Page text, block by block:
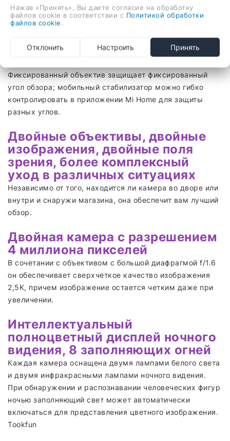
машина с несколькими углами
обзора, безопаснее и
Он использует комбинацию из двух объективов
Фиксированный объектив защищает фиксированный
угол обзора; мобильный стабилизатор можно гибко
контролировать в приложении Mi Home для защиты
разных углов.
Двойные объективы, двойные
изображения, двойные поля
зрения, более комплексный
уход в различных ситуациях
Независимо от того, находится ли камера во дворе или
внутри и снаружи магазина, она обеспечит вам лучший
обзор.
Двойная камера с разрешением
4 миллиона пикселей
В сочетании с объективом с большой диафрагмой f/1.6
он обеспечивает сверхчеткое качество изображения
2,5K, причем изображение остается четким даже при
увеличении.
Интеллектуальный
полноцветный дисплей ночного
видения, 8 заполняющих огней
Каждая камера оснащена двумя лампами белого света
и двумя инфракрасными лампами ночного видения.
При обнаружении и распознавании человеческих фигур
ночью заполняющий свет может автоматически
включаться для представления цветного изображения.
Tookfun
Нажав «Принять», Вы даете согласие на обработку
файлов cookie в соответствии с Политикой обработки
файлов cookie
Отклонить Настроить Принять